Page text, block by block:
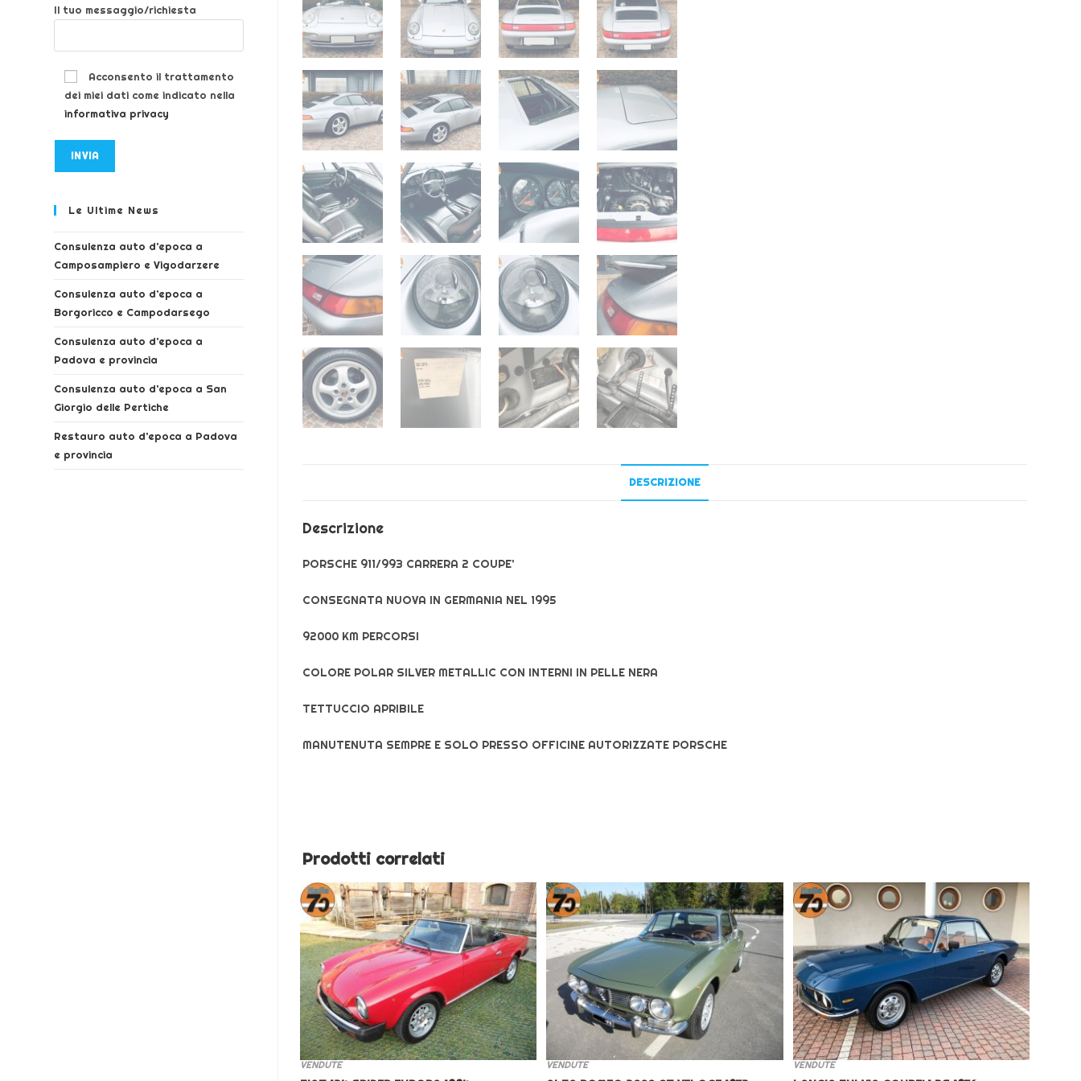
DESCRIZIONE
Descrizione
PORSCHE 911/993 CARRERA 2 COUPE’
CONSEGNATA NUOVA IN GERMANIA NEL 1995
92000 KM PERCORSI
COLORE POLAR SILVER METALLIC CON INTERNI IN PELLE NERA
TETTUCCIO APRIBILE
MANUTENUTA SEMPRE E SOLO PRESSO OFFICINE AUTORIZZATE PORSCHE
Prodotti correlati
VENDUTE VENDUTE VENDUTE
Il tuo messaggio/richiesta
Acconsento il trattamento
dei miei dati come indicato nella
informativa privacy
Le Ultime News
Consulenza auto d’epoca a
Camposampiero e Vigodarzere
Consulenza auto d’epoca a
Borgoricco e Campodarsego
Consulenza auto d’epoca a
Padova e provincia
Consulenza auto d’epoca a San
Giorgio delle Pertiche
Restauro auto d’epoca a Padova
e provincia